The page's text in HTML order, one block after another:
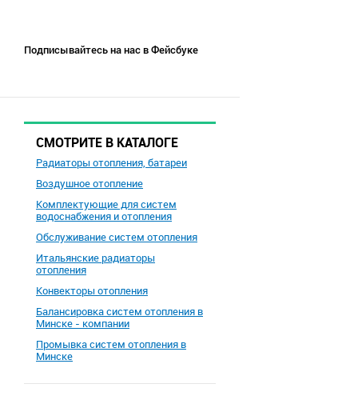
Подписывайтесь на нас в Фейсбуке
СМОТРИТЕ В КАТАЛОГЕ
Радиаторы отопления, батареи
Воздушное отопление
Комплектующие для систем
водоснабжения и отопления
Обслуживание систем отопления
Итальянские радиаторы
отопления
Конвекторы отопления
Балансировка систем отопления в
Минске - компании
Промывка систем отопления в
Минске